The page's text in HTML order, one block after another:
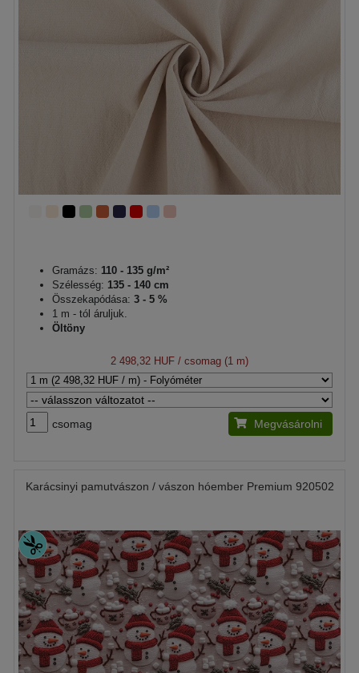
Gramázs: 110 - 135 g/m²
Szélesség: 135 - 140 cm
Összekapódása: 3 - 5 %
1 m - tól áruljuk.
Öltöny
2 498,32 HUF / csomag (1 m)
csomag Megvásárolni
Karácsinyi pamutvászon / vászon hóember Premium 920502